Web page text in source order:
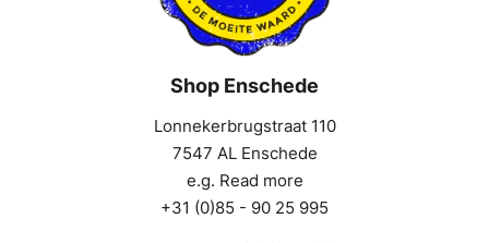
Shop Enschede
Lonnekerbrugstraat 110
7547 AL Enschede
e.g. Read more
+31 (0)85 - 90 25 995